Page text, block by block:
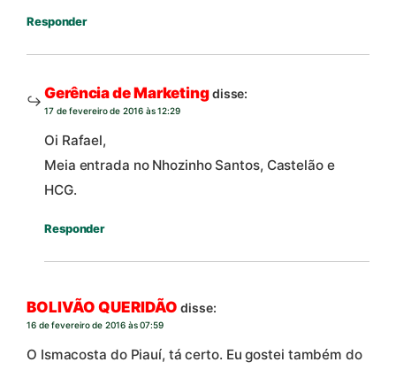
Responder
Gerência de Marketingdisse:
17 de fevereiro de 2016 às 12:29
Oi Rafael,
Meia entrada no Nhozinho Santos, Castelão e
HCG.
Responder
BOLIVÃO QUERIDÃO disse:
16 de fevereiro de 2016 às 07:59
O Ismacosta do Piauí, tá certo. Eu gostei também do